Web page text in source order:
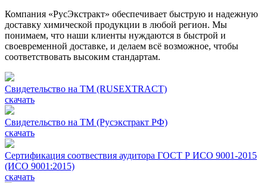
Компания «РусЭкстракт» обеспечивает быструю и надежную
доставку химической продукции в любой регион. Мы
понимаем, что наши клиенты нуждаются в быстрой и
своевременной доставке, и делаем всё возможное, чтобы
соответствовать высоким стандартам.
Свидетельство на ТМ (RUSEXTRACT)
скачать
Свидетельство на ТМ (Русэкстракт РФ)
скачать
Сертификация соотвествия аудитора ГОСТ Р ИСО 9001-2015
(ИСО 9001:2015)
скачать